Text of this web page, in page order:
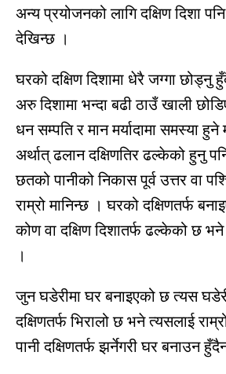
अन्य प्रयोजनको लागि दक्षिण दिशा
देखिन्छ ।
घरको दक्षिण दिशामा धेरै जग्गा छोड्नु
अरु दिशामा भन्दा बढी ठाउँ खाली
धन सम्पति र मान मर्यादामा समस्या
अर्थात् ढलान दक्षिणतिर ढल्केको हुनु
छतको पानीको निकास पूर्व उत्तर वा
राम्रो मानिन्छ । घरको दक्षिणतर्फ
कोण वा दक्षिण दिशातर्फ ढल्केको छ भने
।
जुन घडेरीमा घर बनाइएको छ त्यस
दक्षिणतर्फ भिरालो छ भने त्यसलाई
पानी दक्षिणतर्फ झर्नेगरी घर बनाउन